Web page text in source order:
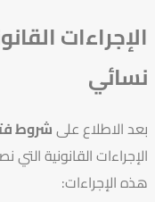
الإجراءات
نسائي
بعد الاطلاع علىشروط
الإجراءات القانونية
هذه الإجراءات: